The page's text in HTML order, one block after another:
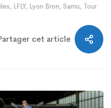
, LFLY, Lyon Bron, Samu, Tour
cet article